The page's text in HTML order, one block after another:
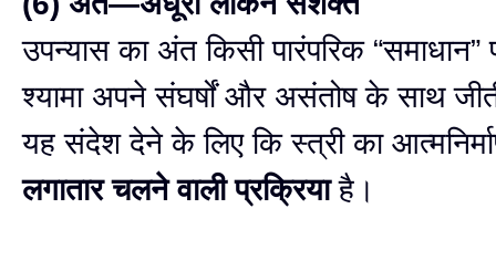
उपन्यास का अंत किसी पारंपरिक “समाधान”
श्यामा अपने संघर्षों और असंतोष के साथ
यह संदेश देने के लिए कि स्त्री का
लगातार चलने वाली प्रक्रियाहै।